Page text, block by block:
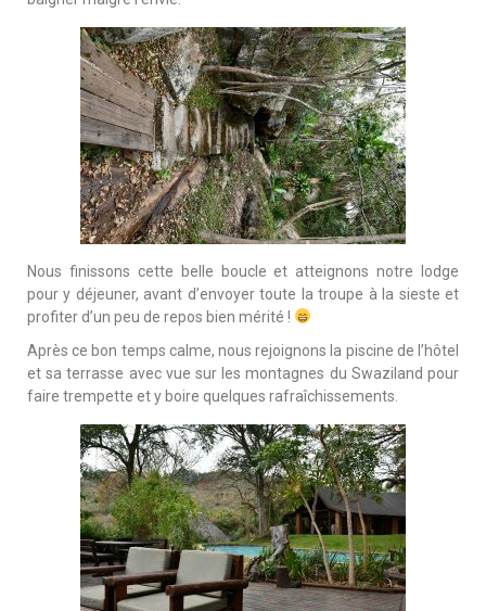
Nous finissons cette belle boucle et atteignons notre lodge
pour y déjeuner, avant d’envoyer toute la troupe à la sieste et
profiter d’un peu de repos bien mérité !
Après ce bon temps calme, nous rejoignons la piscine de l’hôtel
et sa terrasse avec vue sur les montagnes du Swaziland pour
faire trempette et y boire quelques rafraîchissements.